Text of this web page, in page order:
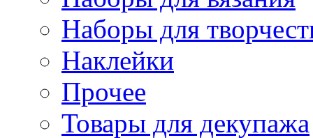
Наборы для
Наклейки
Прочее
Товары для декупажа